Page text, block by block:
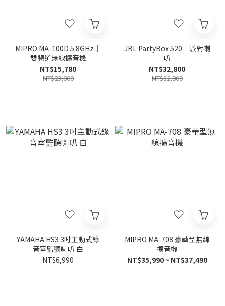
MIPRO MA-100D 5.8GHz｜
雙頻道無線擴音機
NT$15,780
NT$23,000
JBL PartyBox 520｜派對喇
叭
NT$32,800
NT$32,800
YAMAHA HS3 3吋主動式錄
音室監聽喇叭 白
NT$6,990
MIPRO MA-708 豪華型無線
擴音機
NT$35,990 ~ NT$37,490